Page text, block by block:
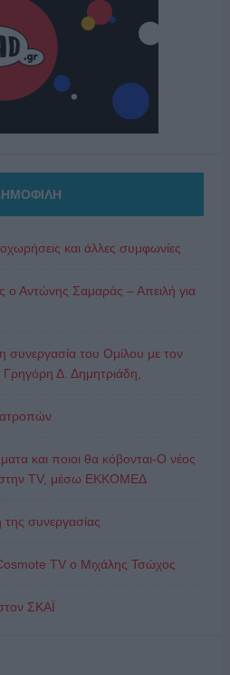
και άλλες συμφωνίες
Αντώνης Σαμαράς – Απειλή για
συνεργασία του Ομίλου με τον
Δ. Δημητριάδη,
και ποιοι θα κόβονται-Ο νέος
στην TV, μέσω ΕΚΚΟΜΕΔ
της συνεργασίας
TV o Μιχάλης Τσώχος
ΣΚΑΪ